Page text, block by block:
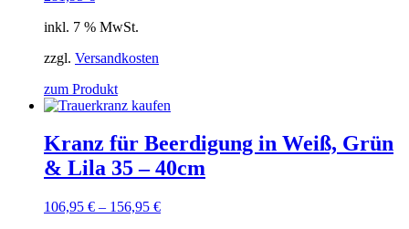
inkl. 7 % MwSt.
zzgl. Versandkosten
zum Produkt
Kranz für Beerdigung in Weiß, Grün
& Lila 35 – 40cm
106,95 € – 156,95 €